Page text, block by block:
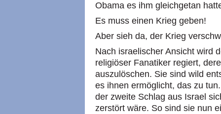
Obama es ihm gleichgetan
Es muss einen Krieg geben!
Aber sieh da, der Krieg
Nach israelischer Ansicht wird
religiöser Fanatiker regiert,
auszulöschen. Sie sind wild
es ihnen ermöglicht, das zu
der zweite Schlag aus Israel
zerstört wäre. So sind sie nun